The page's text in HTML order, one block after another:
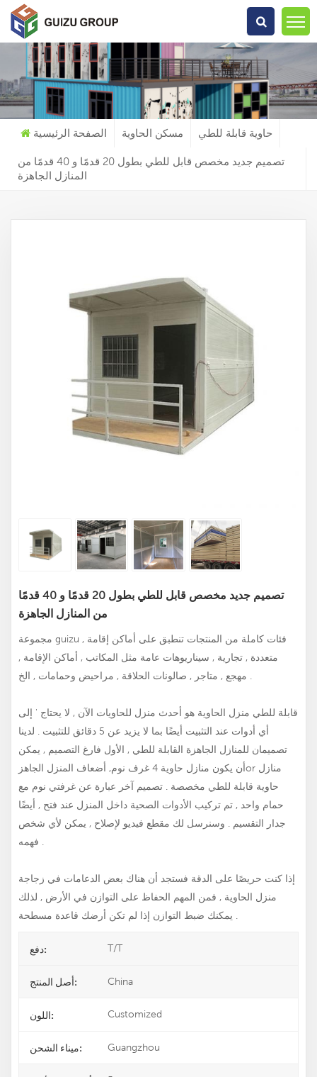
الصفحة الرئيسية مسكن الحاوية حاوية قابلة للطي
تصميم جديد مخصص قابل للطي بطول 20 قدمًا و 40 قدمًا من
المنازل الجاهزة
تصميم جديد مخصص قابل للطي بطول 20 قدمًا و 40 قدمًا
من المنازل الجاهزة
مجموعة guizu , فئات كاملة من المنتجات تنطبق على أماكن إقامة
متعددة , تجارية , سيناريوهات عامة مثل المكاتب , أماكن الإقامة ,
مهجع , متاجر , صالونات الحلاقة , مراحيض وحمامات , الخ .
قابلة للطي منزل الحاوية هو أحدث منزل للحاويات الآن , لا يحتاج ' إلى
أي أدوات عند التثبيت أيضًا بما لا يزيد عن 5 دقائق للتثبيت . لدينا
تصميمان للمنازل الجاهزة القابلة للطي , الأول فارغ التصميم , يمكن
أن يكون منازل حاوية 4 غرف نوم , أضعاف المنزل الجاهز or
حاوية قابلة للطي مخصصة . تصميم آخر عبارة عن غرفتي نوم مع
حمام واحد , تم تركيب الأدوات الصحية داخل المنزل عند فتح , أيضًا
جدار التقسيم . وسنرسل لك مقطع فيديو لإصلاح , يمكن لأي شخص
فهمه .
إذا كنت حريصًا على الدقة فستجد أن هناك بعض الدعامات في زجاجة
منزل الحاوية , فمن المهم الحفاظ على التوازن في الأرض , لذلك
يمكنك ضبط التوازن إذا لم تكن أرضك قاعدة مسطحة .
دفع: T/T
أصل المنتج: China
اللون: Customized
ميناء الشحن: Guangzhou